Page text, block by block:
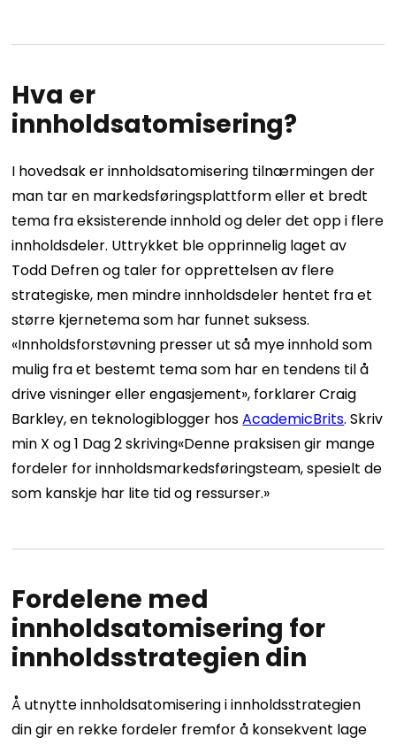
Hva er
innholdsatomisering?
I hovedsak er innholdsatomisering tilnærmingen der
man tar en markedsføringsplattform eller et bredt
tema fra eksisterende innhold og deler det opp i flere
innholdsdeler. Uttrykket ble opprinnelig laget av
Todd Defrenog taler for opprettelsen av flere
strategiske, men mindre innholdsdeler hentet fra et
større kjernetema som har funnet suksess.
«Innholdsforstøvning presser ut så mye innhold som
mulig fra et bestemt tema som har en tendens til å
drive visninger eller engasjement», forklarer Craig
Barkley, en teknologiblogger hosAcademicBrits.Skriv
min X og1 Dag 2 skriving«Denne praksisen gir mange
fordeler for innholdsmarkedsføringsteam, spesielt de
som kanskje har lite tid og ressurser.»
Fordelene med
innholdsatomisering for
innholdsstrategien din
Å utnytte innholdsatomisering i innholdsstrategien
din gir en rekke fordeler fremfor å konsekvent lage